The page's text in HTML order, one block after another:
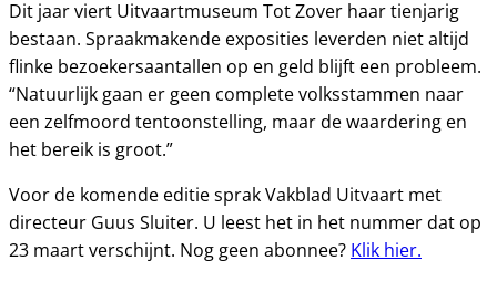
Dit jaar viert Uitvaartmuseum Tot Zover haar tienjarig
bestaan. Spraakmakende exposities leverden niet altijd
flinke bezoekersaantallen op en geld blijft een probleem.
“Natuurlijk gaan er geen complete volksstammen naar
een zelfmoord tentoonstelling, maar de waardering en
het bereik is groot.”
Voor de komende editie sprak Vakblad Uitvaart met
directeur Guus Sluiter. U leest het in het nummer dat op
23 maart verschijnt. Nog geen abonnee? Klik hier.